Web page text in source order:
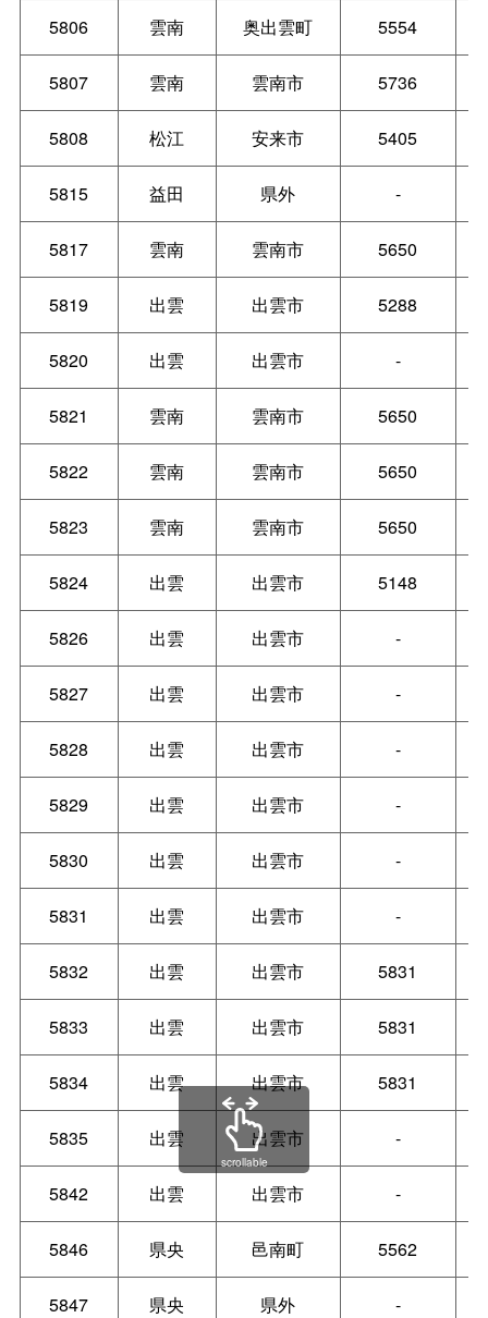
5806 雲南 奥出雲町 5554
5807 雲南 雲南市 5736
5808 松江 安来市 5405
5815 益田 県外 -
5817 雲南 雲南市 5650
5819 出雲 出雲市 5288
5820 出雲 出雲市 -
5821 雲南 雲南市 5650
5822 雲南 雲南市 5650
5823 雲南 雲南市 5650
5824 出雲 出雲市 5148
5826 出雲 出雲市 -
5827 出雲 出雲市 -
5828 出雲 出雲市 -
5829 出雲 出雲市 -
5830 出雲 出雲市 -
5831 出雲 出雲市 -
5832 出雲 出雲市 5831
5833 出雲 出雲市 5831
5834 出雲 出雲市 5831
5835 出雲 出雲市 -
5842 出雲 出雲市 -
5846 県央 邑南町 5562
5847 県央 県外 -
scrollable